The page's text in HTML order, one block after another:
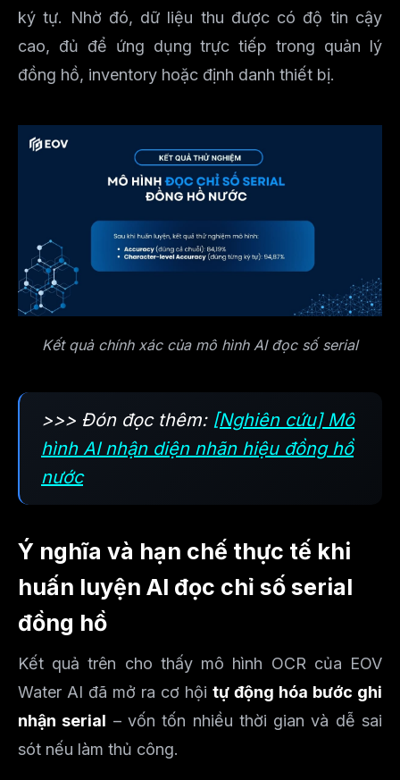
ký tự. Nhờ đó, dữ liệu thu được có độ tin cậy
cao, đủ để ứng dụng trực tiếp trong quản lý
đồng hồ, inventory hoặc định danh thiết bị.
Kết quả chính xác của mô hình AI đọc số serial
>>> Đón đọc thêm: [Nghiên cứu] Mô
hình AI nhận diện nhãn hiệu đồng hồ
nước
Ý nghĩa và hạn chế thực tế khi
huấn luyện AI đọc chỉ số serial
đồng hồ
Kết quả trên cho thấy mô hình OCR của EOV
Water AI đã mở ra cơ hội tự động hóa bước ghi
nhận serial – vốn tốn nhiều thời gian và dễ sai
sót nếu làm thủ công.